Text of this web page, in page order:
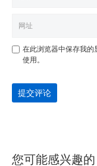
在此浏览器中保存我的
使用。
提交评论
您可能感兴趣的